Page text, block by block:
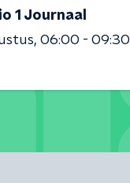
1 Journaal
06:00 - 09:30